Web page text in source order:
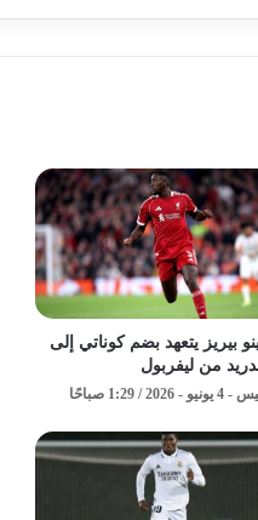
بيريز يتعهد بضم كوناتي إلى
من ليفربول
/ 1:29 صباحًا